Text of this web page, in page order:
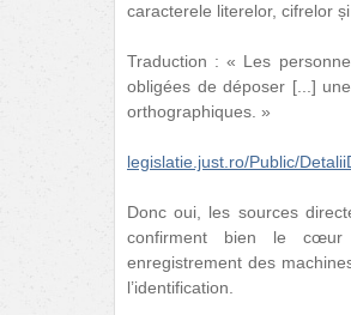
caracterele literelor, cifrelor
Traduction : « Les
obligées de déposer [...]
orthographiques. »
legislatie.just.ro/Public/
Donc oui, les sources
confirment bien le cœur
enregistrement des
l’identification.